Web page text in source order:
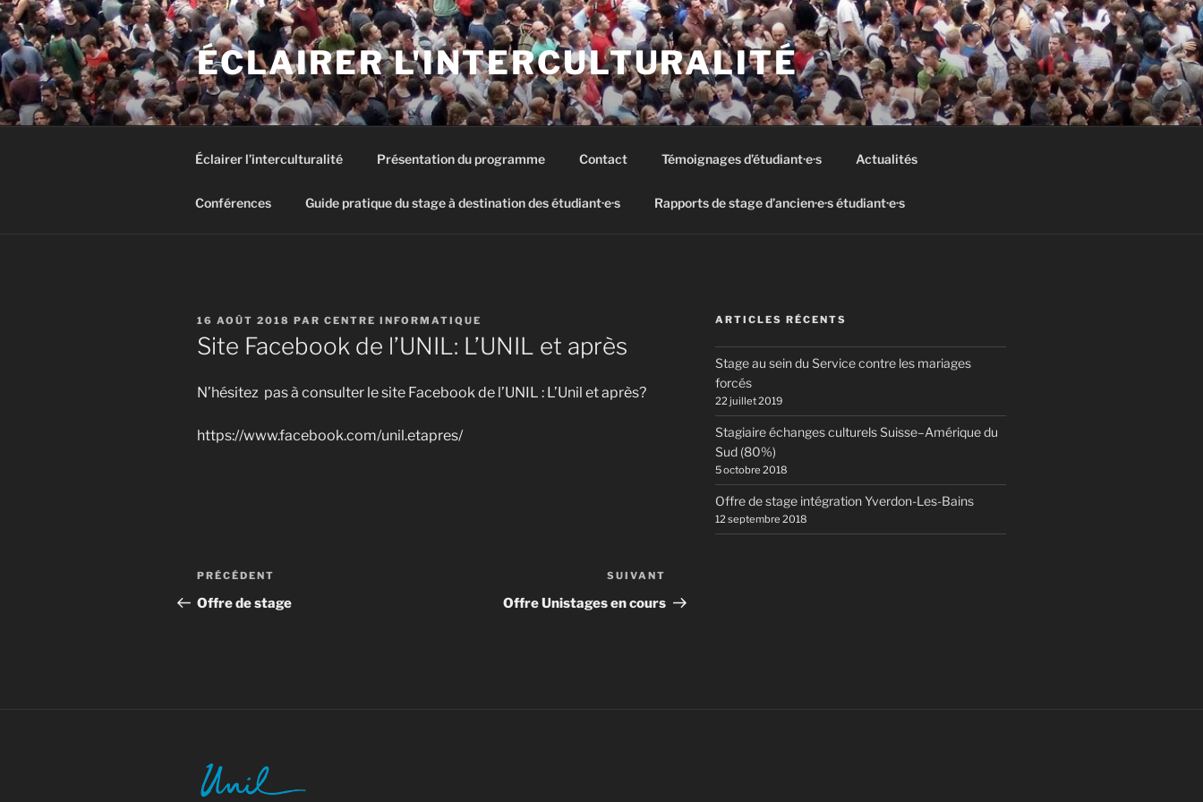
Aller
au
contenu
principal
ÉCLAIRER L'INTERCULTURALITÉ
Éclairer l’interculturalité Présentation du programme Contact Témoignages d’étudiant·e·s Actualités
Conférences Guide pratique du stage à destination des étudiant·e·s Rapports de stage d’ancien·e·s étudiant·e·s
PUBLIÉ
LE
16 AOÛT 2018 PAR CENTRE INFORMATIQUE
Site Facebook de l’UNIL: L’UNIL et après
N’hésitez pas à consulter le site Facebook de l’UNIL : L’Unil et après?
https://www.facebook.com/unil.etapres/
Navigation
de
Article
précédent
PRÉCÉDENT
Offre de stage
suivant
SUIVANT
Offre Unistages en cours
ARTICLES RÉCENTS
Stage au sein du Service contre les mariages
forcés
22 juillet 2019
Stagiaire échanges culturels Suisse–Amérique du
Sud (80%)
5 octobre 2018
Offre de stage intégration Yverdon-Les-Bains
12 septembre 2018